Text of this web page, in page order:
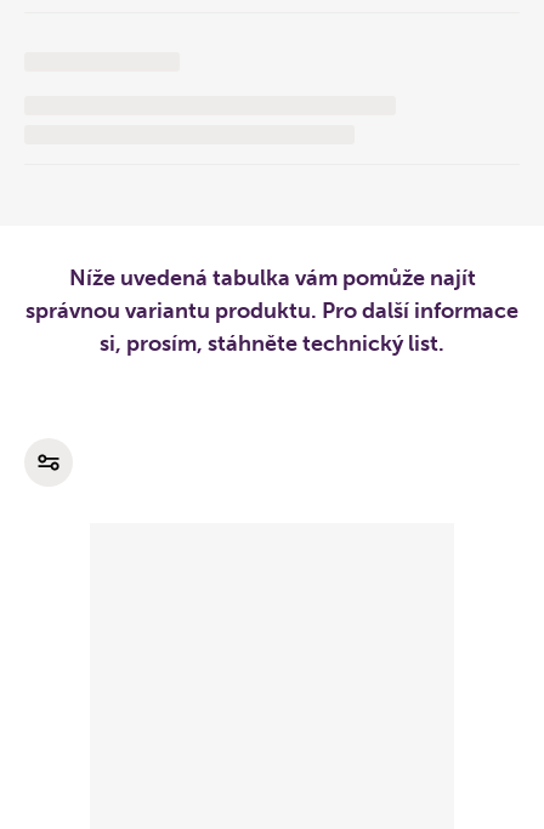
Níže uvedená tabulka vám pomůže najít
správnou variantu produktu. Pro další informace
si, prosím, stáhněte technický list.